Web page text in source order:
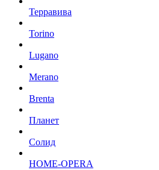
Терравива
Torino
Lugano
Merano
Brenta
Планет
Солид
HOME-OPERA